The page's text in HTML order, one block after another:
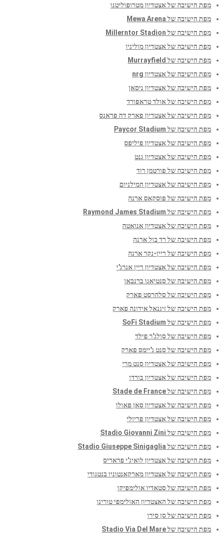
מפת הישיבה של אצטדיון מטרופוליטנו
מפת הישיבה של Mewa Arena
מפת הישיבה של Millerntor Stadion
מפת הישיבה של אצטדיון מוליניו
מפת הישיבה של Murrayfield
מפת הישיבה של אצטדיון nrg
מפת הישיבה של אצטדיון ניסאן
מפת הישיבה של אולד טראפורד
מפת הישיבה של אצטדיון פארק דה פראנס
מפת הישיבה של Paycor Stadium
מפת הישיבה של אצטדיון פיליפס
מפת הישיבה של אצטדיון גנט
מפת הישיבה של פורטמן רוד
מפת הישיבה של אצטדיון המילניום
מפת הישיבה של פוסקאס ארנה
מפת הישיבה של Raymond James Stadium
מפת הישיבה של אצטדיון אנואטה
מפת הישיבה של רד בול ארנה
מפת הישיבה של ריין-נקר ארנה
מפת הישיבה של אצטדיון ריין אנרג'י
מפת הישיבה של סנטיאגו ברנבאו
מפת הישיבה של סלהרסט פארק
מפת הישיבה של זיגנאל אידונה פארק
מפת הישיבה של SoFi Stadium
מפת הישיבה של סולג'ר פילד
מפת הישיבה של סנט ג'יימס פארק
מפת הישיבה של אצטדיון סנט מרי
מפת הישיבה של אצטדיון בורדו
מפת הישיבה של Stade de France
מפת הישיבה של אצטדיון סאן פאולו
מפת הישיבה של אצטדיון פריולי
מפת הישיבה של Stadio Giovanni Zini
מפת הישיבה של Stadio Giuseppe Sinigaglia
מפת הישיבה של אצטדיון לואיג'י פראריס
מפת הישיבה של אצטדיון מארקאנטוניו בנטגודי
מפת הישיבה של סטאדיו אולימפיקו
מפת הישיבה של האצטדיון האולימפי טורינו
מפת הישיבה של סן סירו
מפת הישיבה של Stadio Via Del Mare